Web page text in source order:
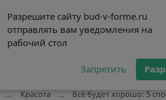
Разрешите сайту bud-v-forme.ru
отправлять вам уведомления на
рабочий стол
Запретить
Разрешите сайту bud-v-forme.ru
отправлять вам уведомления на
рабочий стол
Запретить
о здоровом
Питание
Красота Всё будет хорошо: 5